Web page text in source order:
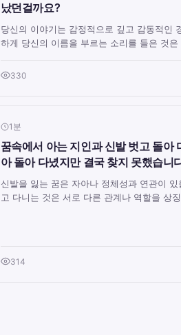
났던걸까요?
당신의 이야기는 감정적으로 깊고 감동적인
하게 당신의 이름을 부르는 소리를 들은 것
330
1분
꿈속에서 아는 지인과 신발 벗고 돌아
아 돌아 다녔지만 결국 찾지 못했습니
신발을 잃는 꿈은 자아나 정체성과 연관이
고 다니는 것은 서로 다른 관계나 역할을 상
314